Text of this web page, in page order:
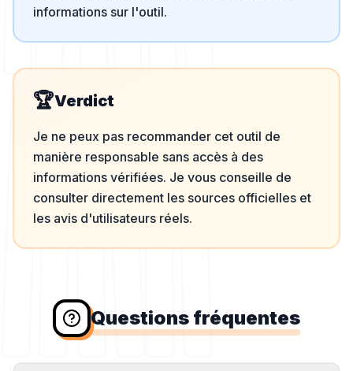
informations sur l'outil.
🏆Verdict
Je ne peux pas recommander cet outil de
manière responsable sans accès à des
informations vérifiées. Je vous conseille de
consulter directement les sources officielles et
les avis d'utilisateurs réels.
Questions fréquentes